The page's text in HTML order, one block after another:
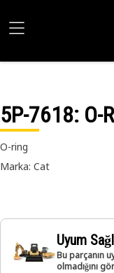
5P-7618: O-
O-ring
Marka: Cat
Uyum
Bu parçanın
olmadığını